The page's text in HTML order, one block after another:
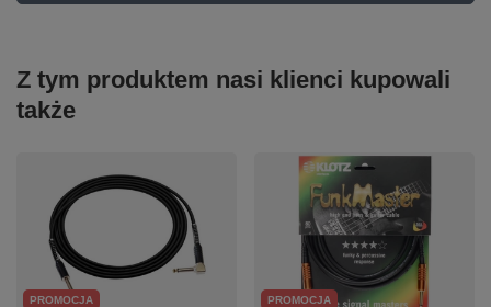
Z tym produktem nasi klienci kupowali
także
PROMOCJA PROMOCJA